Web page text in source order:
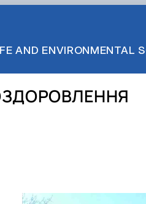
AND ENVIRONMENTAL